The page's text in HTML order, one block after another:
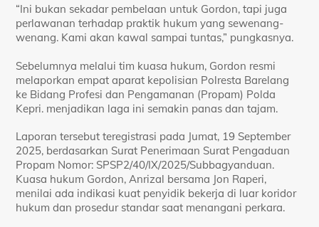
“Ini bukan sekadar pembelaan untuk Gordon, tapi juga
perlawanan terhadap praktik hukum yang sewenang-
wenang. Kami akan kawal sampai tuntas,” pungkasnya.
Sebelumnya melalui tim kuasa hukum, Gordon resmi
melaporkan empat aparat kepolisian Polresta Barelang
ke Bidang Profesi dan Pengamanan (Propam) Polda
Kepri. menjadikan laga ini semakin panas dan tajam.
Laporan tersebut teregistrasi pada Jumat, 19 September
2025, berdasarkan Surat Penerimaan Surat Pengaduan
Propam Nomor: SPSP2/40/IX/2025/Subbagyanduan.
Kuasa hukum Gordon, Anrizal bersama Jon Raperi,
menilai ada indikasi kuat penyidik bekerja di luar koridor
hukum dan prosedur standar saat menangani perkara.